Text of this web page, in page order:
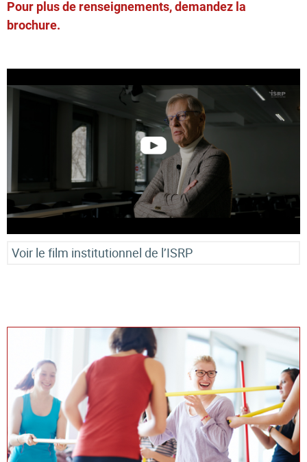
Pour plus de renseignements, demandez la
brochure.
Voir le film institutionnel de l’ISRP